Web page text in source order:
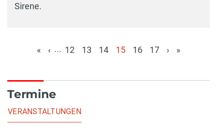
Sirene.
« ‹ ... 12 13 14
15
16 17 › »
Termine
VERANSTALTUNGEN